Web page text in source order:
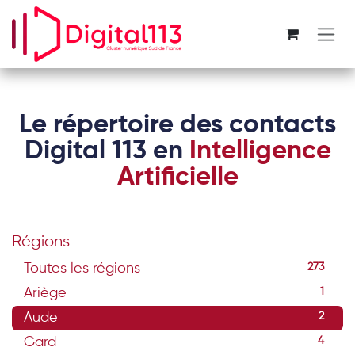
Se rendre au contenu
Le répertoire des contacts
Digital 113 en Intelligence
Artificielle
Régions
Toutes les régions 273
Ariège 1
Aude 2
Gard 4